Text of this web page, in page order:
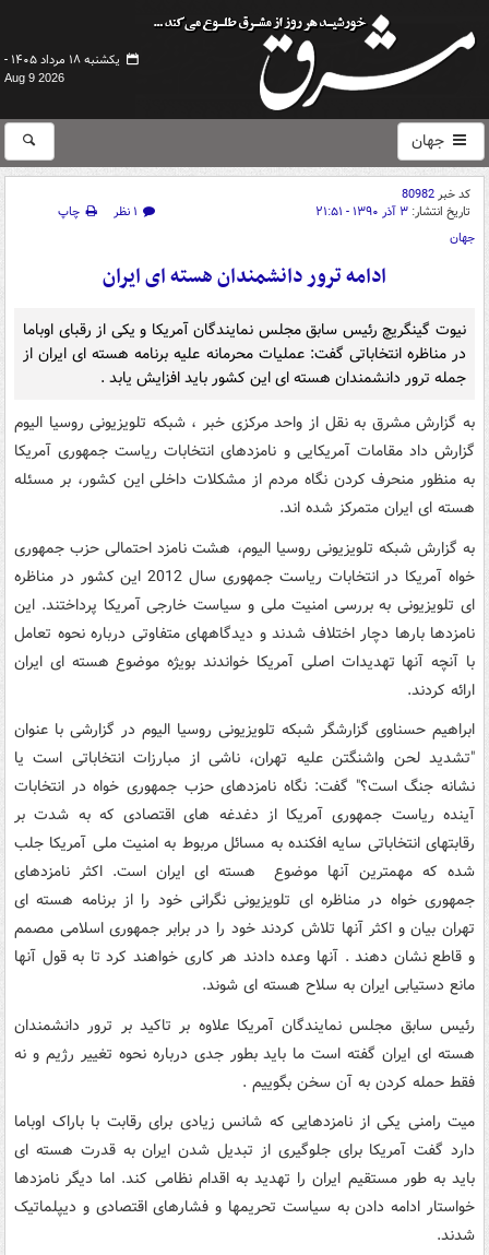
یکشنبه ۱۸ مرداد ۱۴۰۵ -
Aug 9 2026
جهان
کد خبر80982
تاریخ انتشار: ۳ آذر ۱۳۹۰ - ۲۱:۵۱ ۱ نظر
چاپ
جهان
ادامه ترور دانشمندان هسته ای ایران
نیوت گینگریچ رئیس سابق مجلس نمایندگان آمریکا و یکی از رقبای اوباما
در مناظره انتخاباتی گفت: عملیات محرمانه علیه برنامه هسته ای ایران از
جمله ترور دانشمندان هسته ای این کشور باید افزایش یابد .
به گزارش مشرق به نقل از واحد مرکزی خبر ، شبکه تلویزیونی روسیا الیوم
گزارش داد مقامات آمریکایی و نامزدهای انتخابات ریاست جمهوری آمریکا
به منظور منحرف کردن نگاه مردم از مشکلات داخلی این کشور، بر مسئله
هسته ای ایران متمرکز شده اند.
به گزارش شبکه تلویزیونی روسیا الیوم، هشت نامزد احتمالی حزب جمهوری
خواه آمریکا در انتخابات ریاست جمهوری سال 2012 این کشور در مناظره
ای تلویزیونی به بررسی امنیت ملی و سیاست خارجی آمریکا پرداختند. این
نامزدها بارها دچار اختلاف شدند و دیدگاههای متفاوتی درباره نحوه تعامل
با آنچه آنها تهدیدات اصلی آمریکا خواندند بویژه موضوع هسته ای ایران
ارائه کردند.
ابراهیم حسناوی گزارشگر شبکه تلویزیونی روسیا الیوم در گزارشی با عنوان
"تشدید لحن واشنگتن علیه تهران، ناشی از مبارزات انتخاباتی است یا
نشانه جنگ است؟" گفت: نگاه نامزدهای حزب جمهوری خواه در انتخابات
آینده ریاست جمهوری آمریکا از دغدغه های اقتصادی که به شدت بر
رقابتهای انتخاباتی سایه افکنده به مسائل مربوط به امنیت ملی آمریکا جلب
شده که مهمترین آنها موضوع هسته ای ایران است. اکثر نامزدهای
جمهوری خواه در مناظره ای تلویزیونی نگرانی خود را از برنامه هسته ای
تهران بیان و اکثر آنها تلاش کردند خود را در برابر جمهوری اسلامی مصمم
و قاطع نشان دهند . آنها وعده دادند هر کاری خواهند کرد تا به قول آنها
مانع دستیابی ایران به سلاح هسته ای شوند.
رئیس سابق مجلس نمایندگان آمریکا علاوه بر تاکید بر ترور دانشمندان
هسته ای ایران گفته است ما باید بطور جدی درباره نحوه تغییر رژیم و نه
فقط حمله کردن به آن سخن بگوییم .
میت رامنی یکی از نامزدهایی که شانس زیادی برای رقابت با باراک اوباما
دارد گفت آمریکا برای جلوگیری از تبدیل شدن ایران به قدرت هسته ای
باید به طور مستقیم ایران را تهدید به اقدام نظامی کند. اما دیگر نامزدها
خواستار ادامه دادن به سیاست تحریمها و فشارهای اقتصادی و دیپلماتیک
شدند.